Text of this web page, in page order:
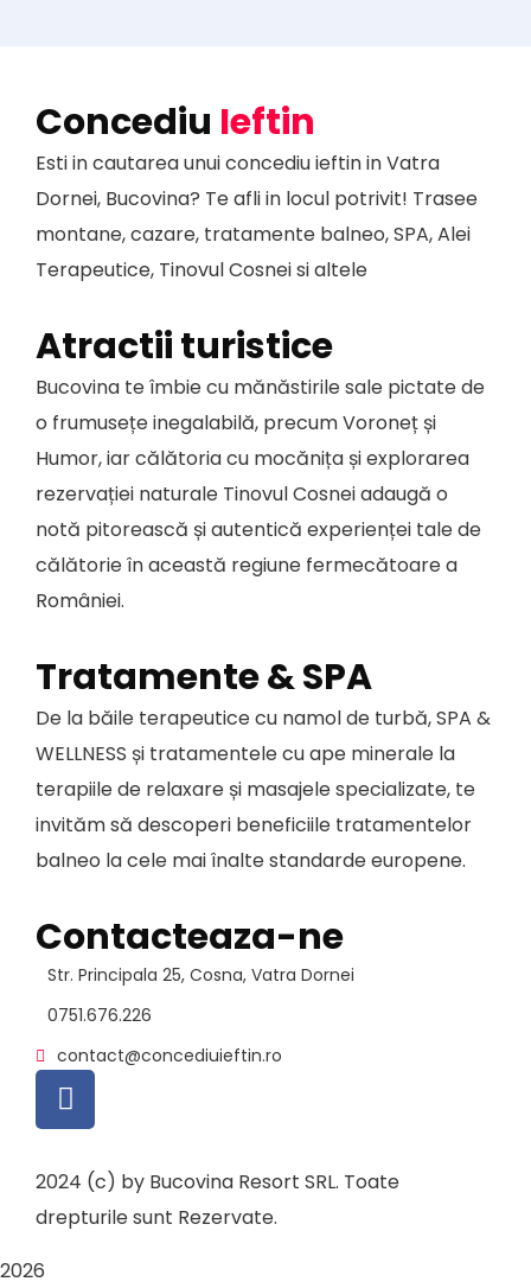
Concediu Ieftin
Esti in cautarea unui concediu ieftin in Vatra
Dornei, Bucovina? Te afli in locul potrivit! Trasee
montane, cazare, tratamente balneo, SPA, Alei
Terapeutice, Tinovul Cosnei si altele
Atractii turistice
Bucovina te îmbie cu mănăstirile sale pictate de
o frumusețe inegalabilă, precum Voroneț și
Humor, iar călătoria cu mocănița și explorarea
rezervației naturale Tinovul Cosnei adaugă o
notă pitorească și autentică experienței tale de
călătorie în această regiune fermecătoare a
României.
Tratamente & SPA
De la băile terapeutice cu namol de turbă, SPA &
WELLNESS și tratamentele cu ape minerale la
terapiile de relaxare și masajele specializate, te
invităm să descoperi beneficiile tratamentelor
balneo la cele mai înalte standarde europene.
Contacteaza-ne
Str. Principala 25, Cosna, Vatra Dornei
0751.676.226
contact@concediuieftin.ro
2024 (c) by Bucovina Resort SRL. Toate
drepturile sunt Rezervate.
2026